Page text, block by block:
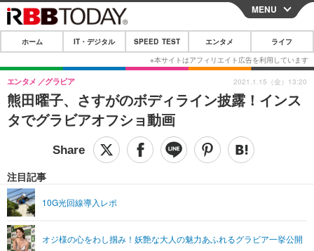
CLOSE
ホーム
IT・デジタル
IT・デジタルTOP スマートフォン
ショッピング その他
SPEED TEST
エンタメTOP 映画・ドラマ
グラビア ブログ
ライフTOP
リリース一覧
プッシュ通知の停止方法
MENU
ホーム IT・デジタル SPEED TEST エンタメ ライフ
熊田曜子、さすがのボディライン披露！インス
タでグラビアオフショ動画
エンタメ グラビア
注目記事
10G光回線導入レポ
オジ様の心をわし掴み！妖艶な大人の魅力あふれるグラビア一挙公開
2021.1.15（金）13:20